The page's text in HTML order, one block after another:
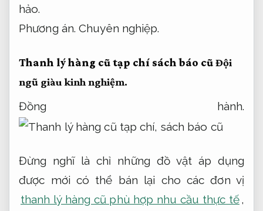
hảo.
Phương án. Chuyên nghiệp.
Thanh lý hàng cũ tạp chí sách báo cũĐội
ngũ giàu kinh nghiệm.
Đồng hành.
Đừng nghĩ là chỉ những đồ vật áp dụng
được mới có thể bán lại cho các đơn vị
thanh lý hàng cũ phù hợp nhu cầu thực tế,